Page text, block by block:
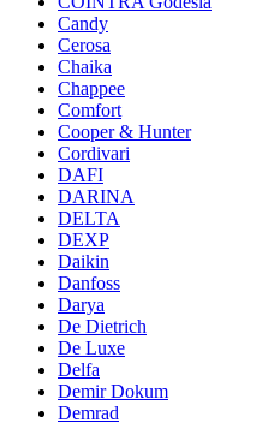
Candy
Cerosa
Chaika
Chappee
Comfort
Cooper & Hunter
Cordivari
DAFI
DARINA
DELTA
DEXP
Daikin
Danfoss
Darya
De Dietrich
De Luxe
Delfa
Demir Dokum
Demrad